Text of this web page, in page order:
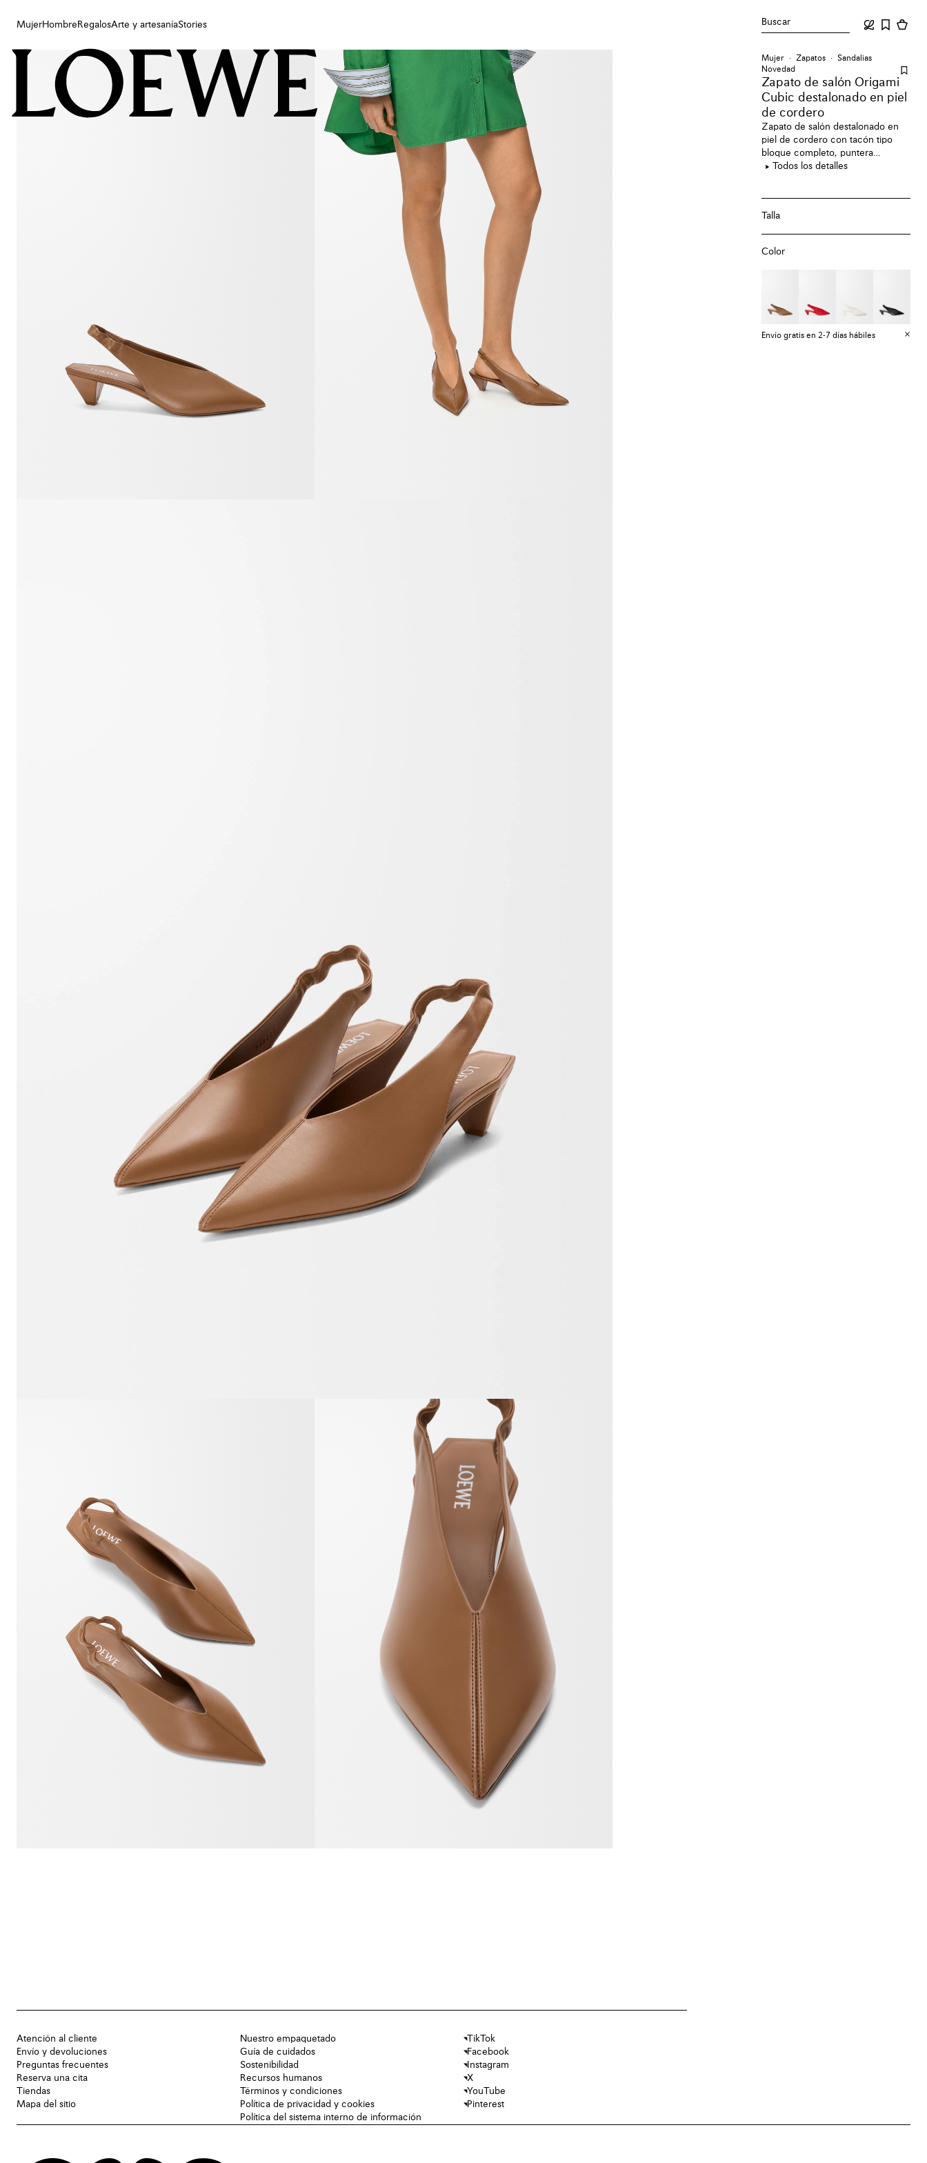
MujerHombre RegalosArte y artesaníaStories Buscar
Mujer
Arte y artesanía
Mujer Zapatos
Sandalias
Novedad
Zapato de salón Origami
Cubic destalonado en piel
de cordero
Zapato de salón destalonado en
piel de cordero con tacón tipo
bloque completo, puntera
puntiaguda, una línea superior
Todos los detalles
Talla
Color
Envío gratis en 2-7 días hábiles
Atención al cliente
Envío y devoluciones
Preguntas frecuentes
Reserva una cita
Tiendas
Mapa del sitio
Nuestro empaquetado
Guía de cuidados
Sostenibilidad
Recursos humanos
Términos y condiciones
Política de privacidad y cookies
Política del sistema interno de información
TikTok
Facebook
Instagram
X
YouTube
Pinterest